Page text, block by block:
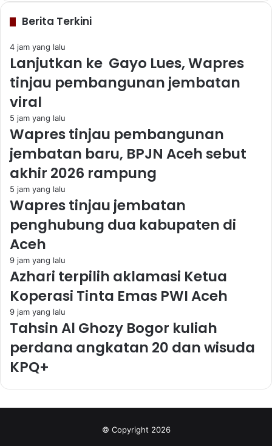
Berita Terkini
4 jam yang lalu
Lanjutkan ke Gayo Lues, Wapres
tinjau pembangunan jembatan
viral
5 jam yang lalu
Wapres tinjau pembangunan
jembatan baru, BPJN Aceh sebut
akhir 2026 rampung
5 jam yang lalu
Wapres tinjau jembatan
penghubung dua kabupaten di
Aceh
9 jam yang lalu
Azhari terpilih aklamasi Ketua
Koperasi Tinta Emas PWI Aceh
9 jam yang lalu
Tahsin Al Ghozy Bogor kuliah
perdana angkatan 20 dan wisuda
KPQ+
© Copyright 2026